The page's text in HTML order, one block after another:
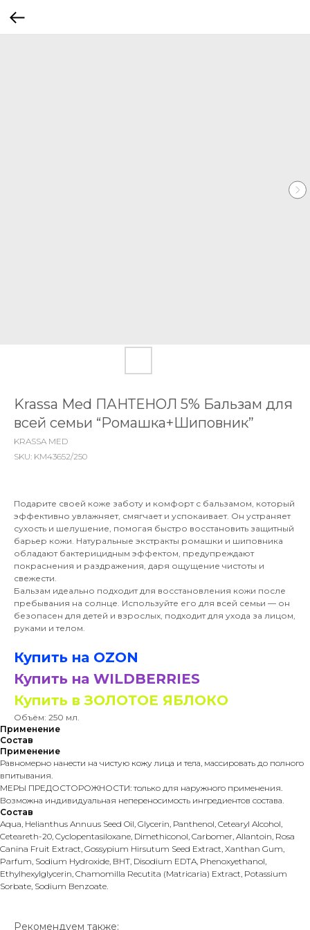
Krassa Med ПАНТЕНОЛ 5% Бальзам для
всей семьи “Ромашка+Шиповник”
KRASSA MED
SKU: KM43652/250
Подарите своей коже заботу и комфорт с бальзамом, который
эффективно увлажняет, смягчает и успокаивает. Он устраняет
сухость и шелушение, помогая быстро восстановить защитный
барьер кожи. Натуральные экстракты ромашки и шиповника
обладают бактерицидным эффектом, предупреждают
покраснения и раздражения, даря ощущение чистоты и
свежести.
Бальзам идеально подходит для восстановления кожи после
пребывания на солнце. Используйте его для всей семьи — он
безопасен для детей и взрослых, подходит для ухода за лицом,
руками и телом.
Купить на OZON
Купить на WILDBERRIES
Купить в ЗОЛОТОЕ ЯБЛОКО
Объём: 250 мл.
Применение
Состав
Применение
Равномерно нанести на чистую кожу лица и тела, массировать до полного
впитывания.
МЕРЫ ПРЕДОСТОРОЖНОСТИ: только для наружного применения.
Возможна индивидуальная непереносимость ингредиентов состава.
Состав
Aqua, Helianthus Annuus Seed Oil, Glycerin, Рanthenol, Cetearyl Alcohol,
Ceteareth-20, Cyclopentasiloxane, Dimethiconol, Carbomer, Allantoin, Rosa
Canina Fruit Extract, Gossypium Hirsutum Seed Extract, Xanthan Gum,
Parfum, Sodium Hydroxide, BHT, Disodium EDTA, Phenoxyethanol,
Ethylhexylglycerin, Chamomilla Recutita (Matricaria) Extract, Potassium
Sorbate, Sodium Benzoate.
Рекомендуем также: